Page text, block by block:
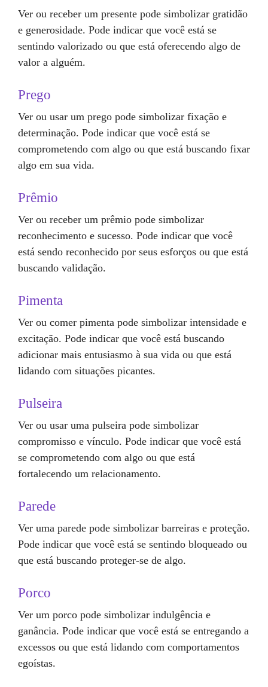
Ver ou receber um presente pode simbolizar gratidão
e generosidade. Pode indicar que você está se
sentindo valorizado ou que está oferecendo algo de
valor a alguém.
Prego
Ver ou usar um prego pode simbolizar fixação e
determinação. Pode indicar que você está se
comprometendo com algo ou que está buscando fixar
algo em sua vida.
Prêmio
Ver ou receber um prêmio pode simbolizar
reconhecimento e sucesso. Pode indicar que você
está sendo reconhecido por seus esforços ou que está
buscando validação.
Pimenta
Ver ou comer pimenta pode simbolizar intensidade e
excitação. Pode indicar que você está buscando
adicionar mais entusiasmo à sua vida ou que está
lidando com situações picantes.
Pulseira
Ver ou usar uma pulseira pode simbolizar
compromisso e vínculo. Pode indicar que você está
se comprometendo com algo ou que está
fortalecendo um relacionamento.
Parede
Ver uma parede pode simbolizar barreiras e proteção.
Pode indicar que você está se sentindo bloqueado ou
que está buscando proteger-se de algo.
Porco
Ver um porco pode simbolizar indulgência e
ganância. Pode indicar que você está se entregando a
excessos ou que está lidando com comportamentos
egoístas.